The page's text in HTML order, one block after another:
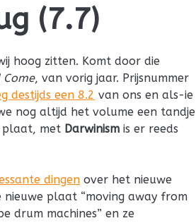
(7.7)
hoog zitten. Komt door die
Come, van vorig jaar. Prijsnummer
destijds een 8.2 van ons en als-ie
nog altijd het volume een tandje
plaat, met Darwinism is er reeds
dingen over het nieuwe
plaat “moving away from
drum machines” en ze